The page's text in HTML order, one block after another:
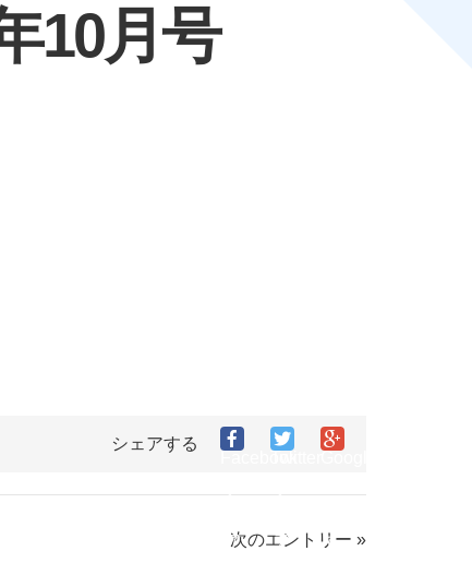
10月号
シェアする
シ
ア
シ
ア
ェ
す
次のエントリー »